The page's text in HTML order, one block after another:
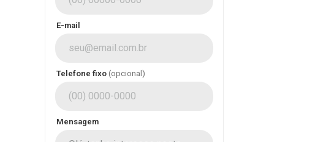
E-mail
Telefone fixo (opcional)
Mensagem